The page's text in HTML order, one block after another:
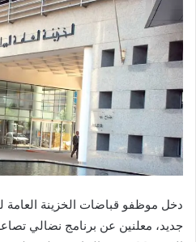
دخل موظفو قباضات الخزينة
جديد، معلنين عن برنامج نضالي